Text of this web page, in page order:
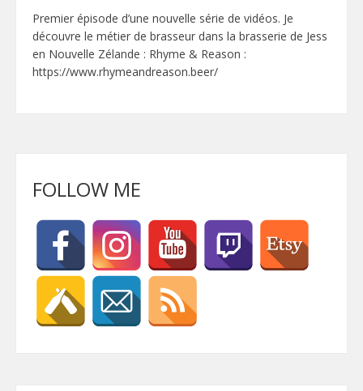
Premier épisode d’une nouvelle série de vidéos. Je
découvre le métier de brasseur dans la brasserie de Jess
en Nouvelle Zélande : Rhyme & Reason :
https://www.rhymeandreason.beer/
FOLLOW ME